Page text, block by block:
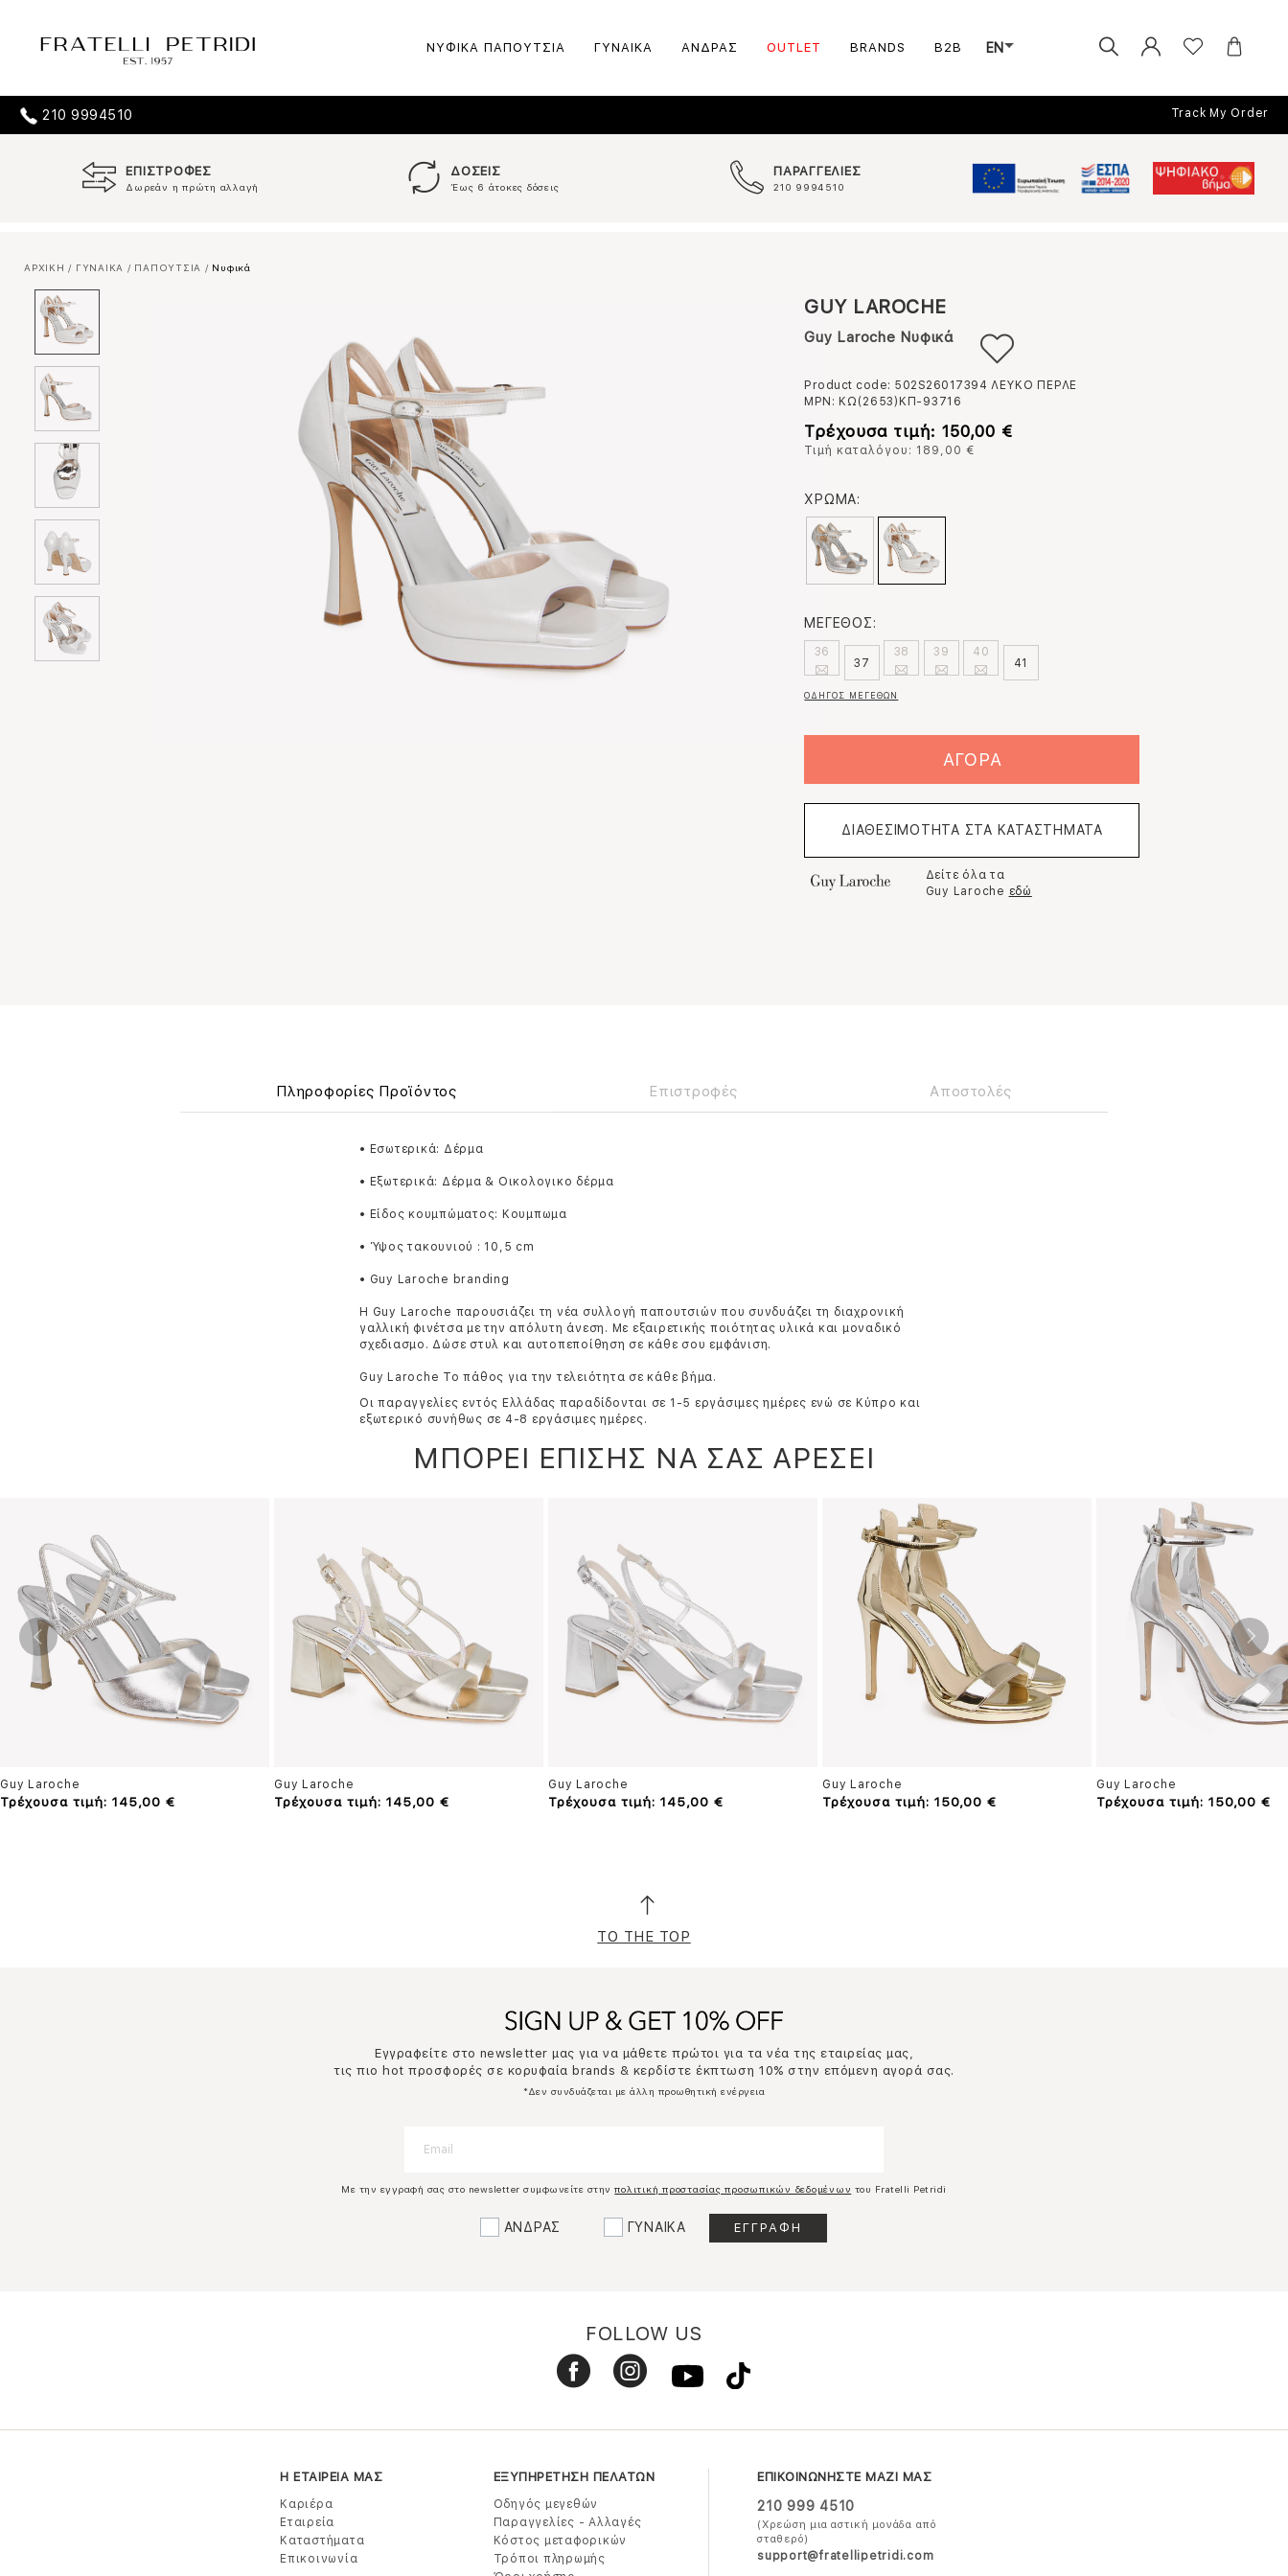
ΝΥΦΙΚΑ ΠΑΠΟΥΤΣΙΑ ΓΥΝΑΙΚΑ ΑΝΔΡΑΣ OUTLET BRANDS B2B EN
210 9994510 Track My Order
ΕΠΙΣΤΡΟΦΕΣ
Δωρεάν η πρώτη αλλαγή
ΔΟΣΕΙΣ
Έως 6 άτοκες δόσεις
ΠΑΡΑΓΓΕΛΙΕΣ
210 9994510
ΑΡΧΙΚΗ / ΓΥΝΑΙΚΑ / ΠΑΠΟΥΤΣΙΑ / Νυφικά
GUY LAROCHE
Guy Laroche Νυφικά
Product code: 502S26017394 ΛΕΥΚΟ ΠΕΡΛΕ
MPN: ΚΩ(2653)ΚΠ-93716
Τρέχουσα τιμή: 150,00 €
Τιμή καταλόγου: 189,00 €
ΧΡΩΜΑ:
ΜΕΓΕΘΟΣ:
36
37
38 39
40
41
ΟΔΗΓΟΣ ΜΕΓΕΘΩΝ
ΑΓΟΡΑ
ΔΙΑΘΕΣΙΜΟΤΗΤΑ ΣΤΑ ΚΑΤΑΣΤΗΜΑΤΑ
Δείτε όλα τα
Guy Laroche εδώ
Πληροφορίες Προϊόντος Επιστροφές Αποστολές
• Εσωτερικά: Δέρμα
• Εξωτερικά: Δέρμα & Οικολογικο δέρμα
• Είδος κουμπώματος: Κουμπωμα
• Ύψος τακουνιού : 10,5 cm
• Guy Laroche branding
Η Guy Laroche παρουσιάζει τη νέα συλλογή παπουτσιών που συνδυάζει τη διαχρονική
γαλλική φινέτσα με την απόλυτη άνεση. Με εξαιρετικής ποιότητας υλικά και μοναδικό
σχεδιασμo. Δώσε στυλ και αυτοπεποίθηση σε κάθε σου εμφάνιση.
Guy Laroche Το πάθος για την τελειότητα σε κάθε βήμα.
Οι παραγγελίες εντός Ελλάδας παραδίδονται σε 1-5 εργάσιμες ημέρες ενώ σε Κύπρο και
εξωτερικό συνήθως σε 4-8 εργάσιμες ημέρες.
ΜΠΟΡΕΙ ΕΠΙΣΗΣ ΝΑ ΣΑΣ ΑΡΕΣΕΙ
Guy Laroche
Τρέχουσα τιμή: 145,00 €
Guy Laroche
Τρέχουσα τιμή: 145,00 €
Guy Laroche
Τρέχουσα τιμή: 145,00 €
Guy Laroche
Τρέχουσα τιμή: 150,00 €
Guy Laroche
Τρέχουσα τιμή: 150,00 €
TO THE TOP
Εγγραφείτε στο newsletter μας για να μάθετε πρώτοι για τα νέα της εταιρείας μας,
τις πιο hot προσφορές σε κορυφαία brands & κερδίστε έκπτωση 10% στην επόμενη αγορά σας.
*Δεν συνδυάζεται με άλλη προωθητική ενέργεια
Με την εγγραφή σας στο newsletter συμφωνείτε στηνπολιτική προστασίας προσωπικών δεδομένων του Fratelli Petridi
ΑΝΔΡΑΣ ΓΥΝΑΙΚΑ
FOLLOW US
Η ΕΤΑΙΡΕΙΑ ΜΑΣ
Καριέρα
Εταιρεία
Καταστήματα
Επικοινωνία
ΕΞΥΠΗΡΕΤΗΣΗ ΠΕΛΑΤΩΝ
Οδηγός μεγεθών
Παραγγελίες - Αλλαγές
Κόστος μεταφορικών
Τρόποι πληρωμής
ΕΠΙΚΟΙΝΩΝΗΣΤΕ ΜΑΖΙ ΜΑΣ
210 999 4510
(Χρεώση μια αστική μονάδα από
σταθερό)
support@fratellipetridi.com